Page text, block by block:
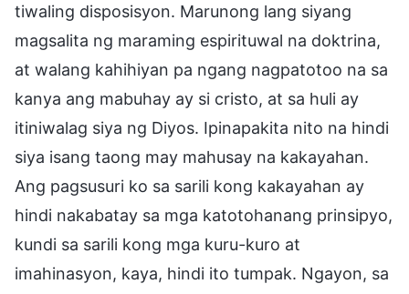
tiwaling disposisyon. Marunong lang siyang
magsalita ng maraming espirituwal na doktrina,
at walang kahihiyan pa ngang nagpatotoo na sa
kanya ang mabuhay ay si cristo, at sa huli ay
itiniwalag siya ng Diyos. Ipinapakita nito na hindi
siya isang taong may mahusay na kakayahan.
Ang pagsusuri ko sa sarili kong kakayahan ay
hindi nakabatay sa mga katotohanang prinsipyo,
kundi sa sarili kong mga kuru-kuro at
imahinasyon, kaya, hindi ito tumpak. Ngayon, sa